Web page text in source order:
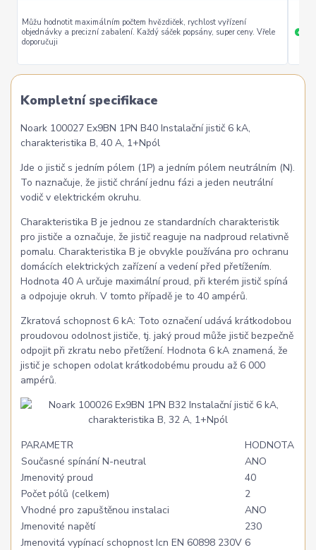
Můžu hodnotit maximálním počtem hvězdiček, rychlost vyřízení
objednávky a precizní zabalení. Každý sáček popsány, super ceny. Vřele
doporučuji
+
Kompletní specifikace
Noark 100027 Ex9BN 1PN B40 Instalační jistič 6 kA,
charakteristika B, 40 A, 1+Npól
Jde o jistič s jedním pólem (1P) a jedním pólem neutrálním (N).
To naznačuje, že jistič chrání jednu fázi a jeden neutrální
vodič v elektrickém okruhu.
Charakteristika B je jednou ze standardních charakteristik
pro jističe a označuje, že jistič reaguje na nadproud relativně
pomalu. Charakteristika B je obvykle používána pro ochranu
domácích elektrických zařízení a vedení před přetížením.
Hodnota 40 A určuje maximální proud, při kterém jistič spíná
a odpojuje okruh. V tomto případě je to 40 ampérů.
Zkratová schopnost 6 kA: Toto označení udává krátkodobou
proudovou odolnost jističe, tj. jaký proud může jistič bezpečně
odpojit při zkratu nebo přetížení. Hodnota 6 kA znamená, že
jistič je schopen odolat krátkodobému proudu až 6 000
ampérů.
PARAMETR
HODNOTA
Současné spínání N-neutral
ANO
Jmenovitý proud
40
Počet pólů (celkem)
2
Vhodné pro zapuštěnou instalaci
ANO
Jmenovité napětí
230
Jmenovitá vypínací schopnost Icn EN 60898 230V 6